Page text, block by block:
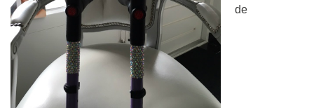
de